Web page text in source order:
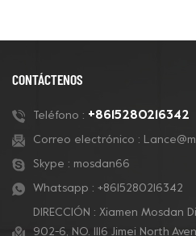
CONTÁCTENOS
Teléfono : +8615280216342
Correo electrónico :
Skype : mosdan66
Whatsapp : +8615280216342
DIRECCIÓN : Xiamen Mosdan
902-6, NO. 1116 Jimei North